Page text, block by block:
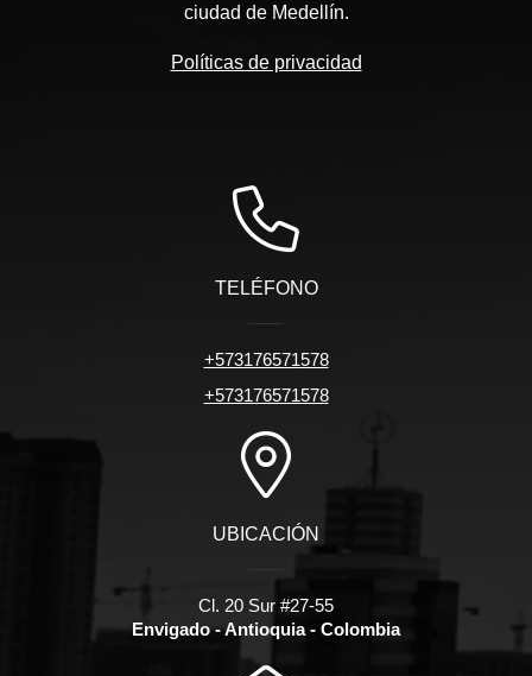
ciudad de Medellín.
Políticas de privacidad
TELÉFONO
+573176571578
+573176571578
UBICACIÓN
Cl. 20 Sur #27-55
Envigado - Antioquia - Colombia